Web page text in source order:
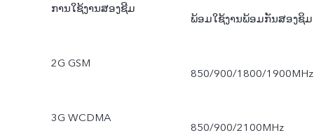
ການໃຊ້ງານສອງຊີມ
ພ້ອມໃຊ້ງານພ້ອມກັນສອງຊິມ
2G GSM
850/900/1800/1900MHz
3G WCDMA
850/900/2100MHz